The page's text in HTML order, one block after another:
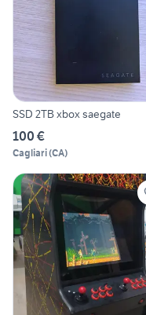
SSD 2TB xbox saegate
100 €
Cagliari(CA)